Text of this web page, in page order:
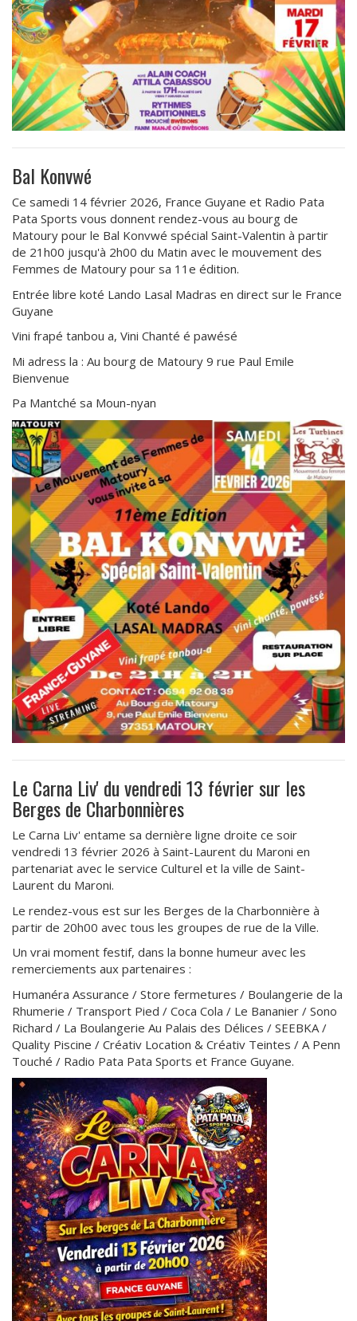
Bal Konvwé
Ce samedi 14 février 2026, France Guyane et Radio Pata
Pata Sports vous donnent rendez-vous au bourg de
Matoury pour le Bal Konvwé spécial Saint-Valentin à partir
de 21h00 jusqu'à 2h00 du Matin avec le mouvement des
Femmes de Matoury pour sa 11e édition.
Entrée libre koté Lando Lasal Madras en direct sur le France
Guyane
Vini frapé tanbou a, Vini Chanté é pawésé
Mi adress la : Au bourg de Matoury 9 rue Paul Emile
Bienvenue
Pa Mantché sa Moun-nyan
Le Carna Liv' du vendredi 13 février sur les
Berges de Charbonnières
Le Carna Liv' entame sa dernière ligne droite ce soir
vendredi 13 février 2026 à Saint-Laurent du Maroni en
partenariat avec le service Culturel et la ville de Saint-
Laurent du Maroni.
Le rendez-vous est sur les Berges de la Charbonnière à
partir de 20h00 avec tous les groupes de rue de la Ville.
Un vrai moment festif, dans la bonne humeur avec les
remerciements aux partenaires :
Humanéra Assurance / Store fermetures / Boulangerie de la
Rhumerie / Transport Pied / Coca Cola / Le Bananier / Sono
Richard / La Boulangerie Au Palais des Délices / SEEBKA /
Quality Piscine / Créativ Location & Créativ Teintes / A Penn
Touché / Radio Pata Pata Sports et France Guyane.